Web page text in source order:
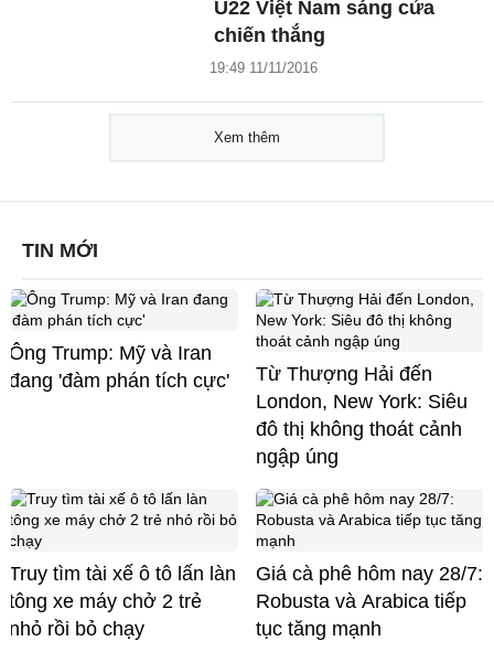
U22 Việt Nam sáng cửa
chiến thắng
19:49 11/11/2016
Xem thêm
TIN MỚI
Ông Trump: Mỹ và Iran
đang 'đàm phán tích cực'
Từ Thượng Hải đến
London, New York: Siêu
đô thị không thoát cảnh
ngập úng
Truy tìm tài xế ô tô lấn làn
tông xe máy chở 2 trẻ
nhỏ rồi bỏ chạy
Giá cà phê hôm nay 28/7:
Robusta và Arabica tiếp
tục tăng mạnh